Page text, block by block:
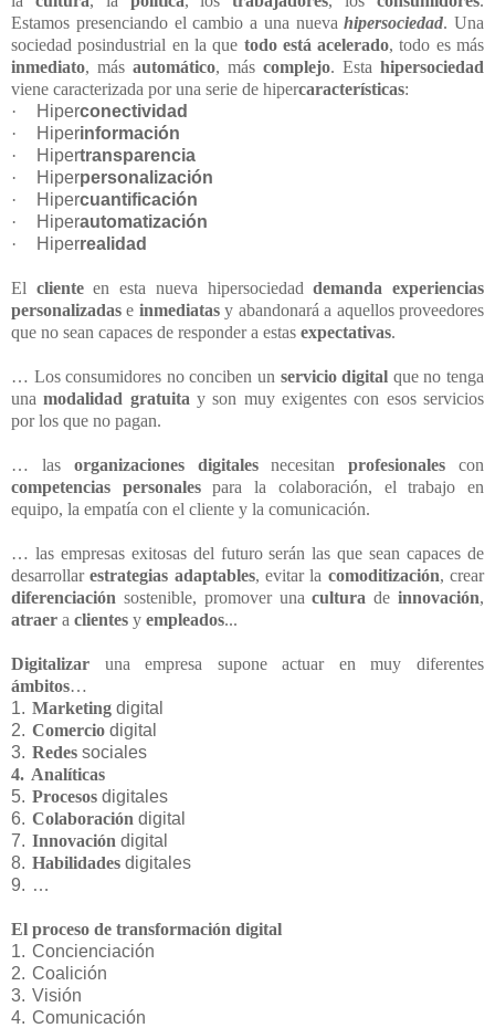
Estamos presenciando el cambio a una nuevahipersociedad. Una
sociedad posindustrial en la que todo está acelerado, todo es más
inmediato, más automático, más complejo. Esta hipersociedad
viene caracterizada por una serie de hipercaracterísticas:
·
Hiperconectividad
·
Hiperinformación
·
Hipertransparencia
·
Hiperpersonalización
·
Hipercuantificación
·
Hiperautomatización
·
Hiperrealidad
El clienteen esta nueva hipersociedaddemanda experiencias
personalizadas e inmediatasy abandonará a aquellos proveedores
que no sean capaces de responder a estas expectativas.
… Los consumidores no conciben un servicio digital que no tenga
unamodalidad gratuita y son muy exigentes con esos servicios
por los que no pagan.
… las organizaciones digitalesnecesitanprofesionales con
competencias personalespara la colaboración, el trabajo en
equipo, la empatía con el cliente y la comunicación.
… las empresas exitosas del futuro serán las que sean capaces de
desarrollarestrategias adaptables, evitar la comoditización, crear
diferenciación sostenible, promover unacultura deinnovación,
atraer a clientes y empleados...
Digitalizar una empresa supone actuar en muy diferentes
ámbitos…
1. Marketing digital
2. Comercio digital
3. Redes sociales
4. Analíticas
5. Procesos digitales
6. Colaboración digital
7. Innovación digital
8. Habilidades digitales
9. …
El proceso de transformación digital
1. Concienciación
2. Coalición
3. Visión
4. Comunicación